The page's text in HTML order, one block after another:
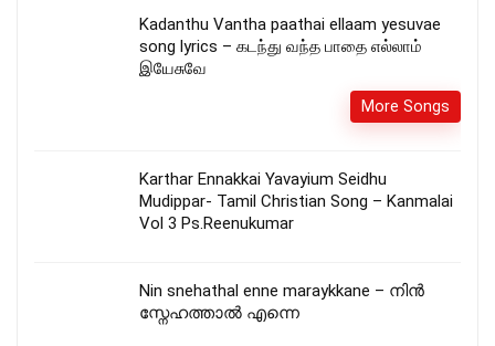
Kadanthu Vantha paathai ellaam yesuvae
song lyrics – கடந்து வந்த பாதை எல்லாம்
இயேசுவே
More Songs
Karthar Ennakkai Yavayium Seidhu
Mudippar- Tamil Christian Song – Kanmalai
Vol 3 Ps.Reenukumar
Nin snehathal enne maraykkane – നിൻ
സ്നേഹത്താൽ എന്നെ